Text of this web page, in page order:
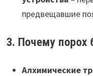
предвещавшие
3. Почему порох
Алхимические